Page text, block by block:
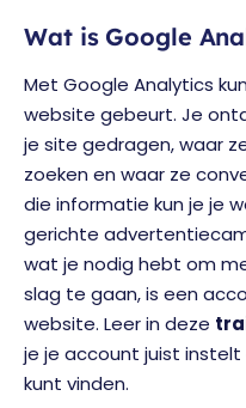
Wat is Google
Met Google Analytics
website gebeurt. Je
je site gedragen, waar
zoeken en waar ze
die informatie kun je je
gerichte
wat je nodig hebt om
slag te gaan, is een
website. Leer in deze
je je account juist
kunt vinden.